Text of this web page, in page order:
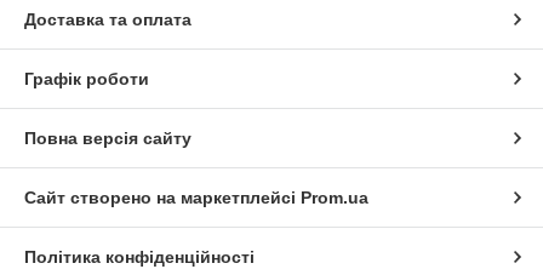
Доставка та оплата
Графік роботи
Повна версія сайту
Сайт створено на маркетплейсі Prom.ua
Політика конфіденційності